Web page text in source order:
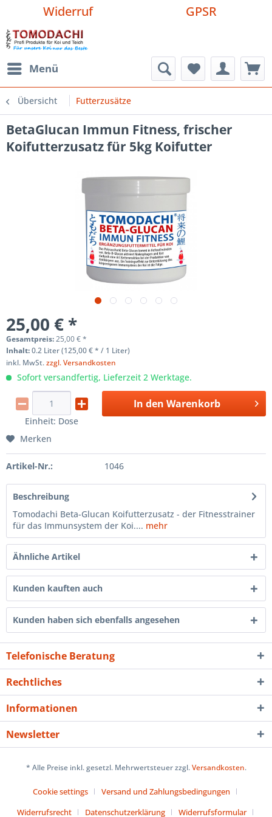
Widerruf GPSR
Menü
Übersicht Futterzusätze
BetaGlucan Immun Fitness, frischer
Koifutterzusatz für 5kg Koifutter
25,00 € *
Gesamtpreis:25,00€*
Inhalt:0.2 Liter (125,00 € * / 1 Liter)
inkl. MwSt.zzgl. Versandkosten
Sofort versandfertig, Lieferzeit 2 Werktage.
Einheit: Dose
In den Warenkorb
Merken
Artikel-Nr.: 1046
Beschreibung
Tomodachi Beta-Glucan Koifutterzusatz - der Fitnesstrainer
für das Immunsystem der Koi.... mehr
Ähnliche Artikel
Kunden kauften auch
Kunden haben sich ebenfalls angesehen
Telefonische Beratung
Rechtliches
Informationen
Newsletter
* Alle Preise inkl. gesetzl. Mehrwertsteuer zzgl.Versandkosten.
Cookie settings
Versand und Zahlungsbedingungen
Widerrufsrecht
Datenschutzerklärung Widerrufsformular